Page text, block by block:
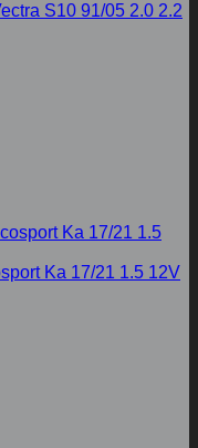
S10 91/05 2.0 2.2
Ka 17/21 1.5 12V